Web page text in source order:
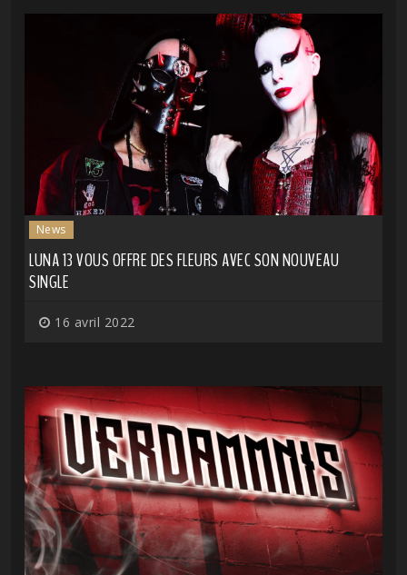
News
LUNA 13 VOUS OFFRE DES FLEURS AVEC SON NOUVEAU
SINGLE
16 avril 2022